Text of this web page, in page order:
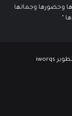
وحضورها وجمالها
"